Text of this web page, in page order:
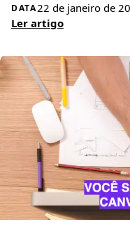
DATA22 de janeiro de
Ler artigo